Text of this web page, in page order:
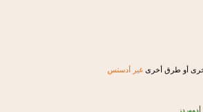
أو طرق أخرى غير أدسنس
أدووردز